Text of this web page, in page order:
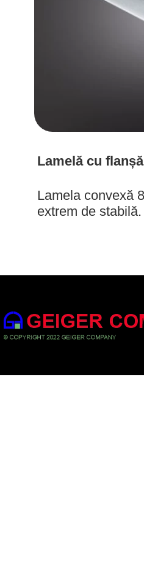
Lamelă cu
Lamela convexă
extrem de stabilă.